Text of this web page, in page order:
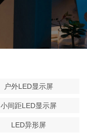
户外LED显示屏
小间距LED显示屏
LED异形屏